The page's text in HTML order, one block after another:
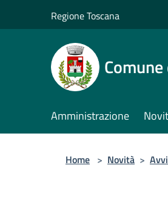
Regione Toscana
Amministrazione
Home > Novità >